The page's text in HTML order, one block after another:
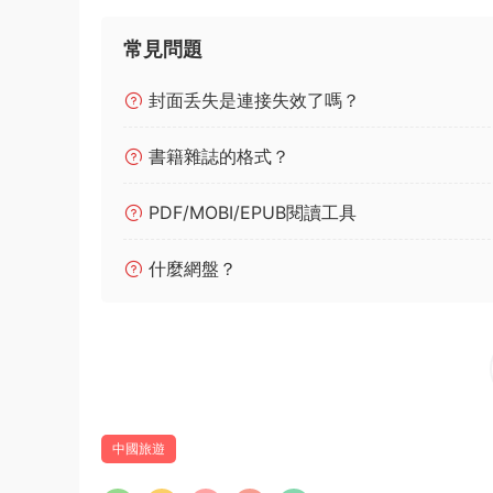
常見問題
封面丢失是連接失效了嗎？
書籍雜誌的格式？
PDF/MOBI/EPUB閱讀工具
什麼網盤？
中國旅遊